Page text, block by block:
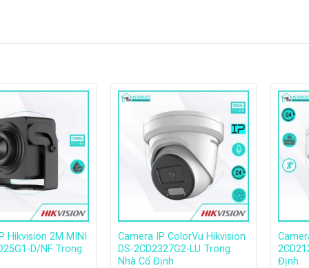
Hikvision 2M MINI
D/NF Trong
Camera IP ColorVu Hikvision
DS-2CD2327G2-LU Trong
Nhà Cố Định
Định